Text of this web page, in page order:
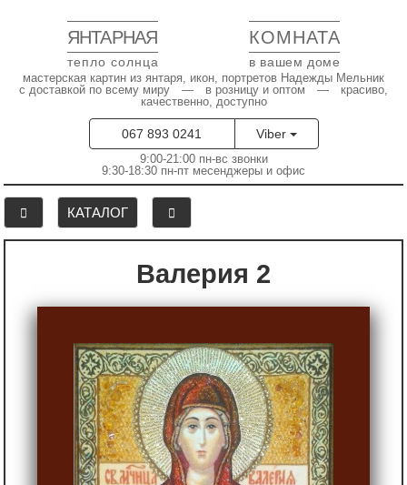
ЯНТАРНАЯ КОМНАТА
тепло солнца в вашем доме
мастерская картин из янтаря, икон, портретов Надежды Мельник
с доставкой по всему миру — в розницу и оптом — красиво,
качественно, доступно
067 893 0241 Viber
9:00-21:00 пн-вс звонки
9:30-18:30 пн-пт месенджеры и офис
КАТАЛОГ
Валерия 2